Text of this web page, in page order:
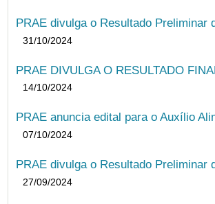
PRAE divulga o Resultado Preliminar
31/10/2024
PRAE DIVULGA O RESULTADO
14/10/2024
PRAE anuncia edital para o Auxílio
07/10/2024
PRAE divulga o Resultado Preliminar
27/09/2024